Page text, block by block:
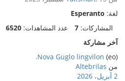
لغة: Esperanto
المشاركات: 7 عدد المشاهدات: 6520
آخر مشاركة
(eo)
Nova Guglo lingvilon.
من Altebrilas
2 أبريل، 2026